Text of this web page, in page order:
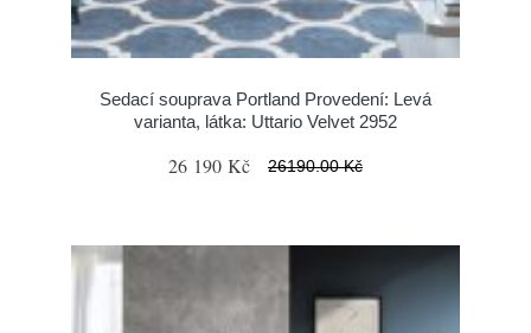
Sedací souprava Portland Provedení: Levá
varianta, látka: Uttario Velvet 2952
26 190 Kč 26190.00 Kč